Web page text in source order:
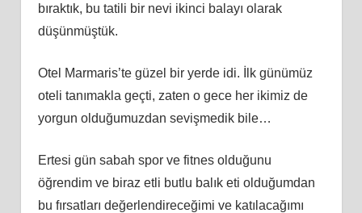
bıraktık, bu tatili bir nevi ikinci balayı olarak
düşünmüştük.
Otel Marmaris’te güzel bir yerde idi. İlk günümüz
oteli tanımakla geçti, zaten o gece her ikimiz de
yorgun olduğumuzdan sevişmedik bile…
Ertesi gün sabah spor ve fitnes olduğunu
öğrendim ve biraz etli butlu balık eti olduğumdan
bu fırsatları değerlendireceğimi ve katılacağımı